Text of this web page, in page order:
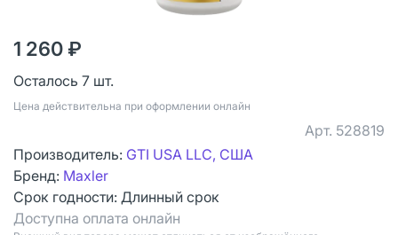
1 260 ₽
Осталось 7 шт.
Цена действительна при оформлении онлайн
Арт. 528819
Производитель: GTI USA LLC, США
Бренд: Maxler
Срок годности: Длинный срок
Доступна оплата онлайн